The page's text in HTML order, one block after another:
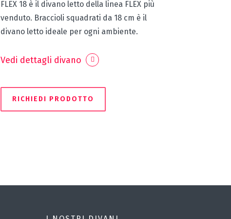
FLEX 18 è il divano letto della linea FLEX più
venduto. Braccioli squadrati da 18 cm è il
divano letto ideale per ogni ambiente.
Vedi dettagli divano
RICHIEDI PRODOTTO